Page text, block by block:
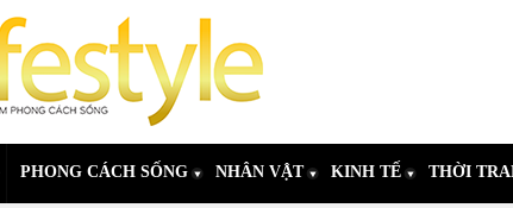
PHONG CÁCH SỐNG NHÂN VẬT KINH TẾ THỜI